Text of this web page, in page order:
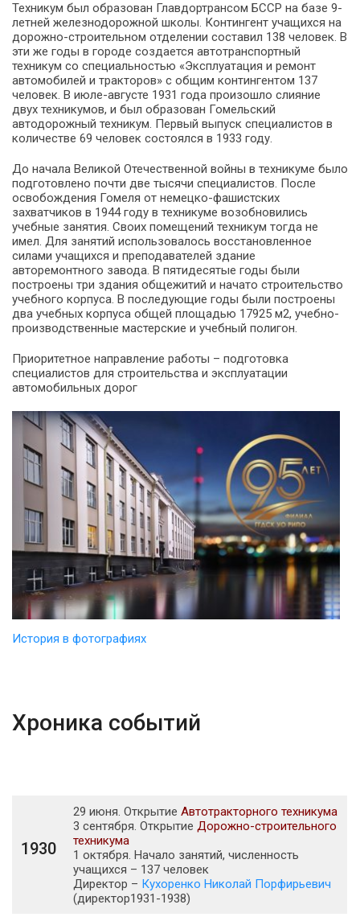
Техникум был образован Главдортрансом БССР на базе 9-
летней железнодорожной школы. Контингент учащихся на
дорожно-строительном отделении составил 138 человек. В
эти же годы в городе создается автотранспортный
техникум со специальностью «Эксплуатация и ремонт
автомобилей и тракторов» с общим контингентом 137
человек. В июле-августе 1931 года произошло слияние
двух техникумов, и был образован Гомельский
автодорожный техникум. Первый выпуск специалистов в
количестве 69 человек состоялся в 1933 году.
До начала Великой Отечественной войны в техникуме было
подготовлено почти две тысячи специалистов. После
освобождения Гомеля от немецко-фашистских
захватчиков в 1944 году в техникуме возобновились
учебные занятия. Своих помещений техникум тогда не
имел. Для занятий использовалось восстановленное
силами учащихся и преподавателей здание
авторемонтного завода. В пятидесятые годы были
построены три здания общежитий и начато строительство
учебного корпуса. В последующие годы были построены
два учебных корпуса общей площадью 17925 м2, учебно-
производственные мастерские и учебный полигон.
Приоритетное направление работы – подготовка
специалистов для строительства и эксплуатации
автомобильных дорог
История в фотографиях
Хроника событий
1930
29 июня. Открытие Автотракторного техникума
3 сентября. Открытие Дорожно-строительного
техникума
1 октября. Начало занятий, численность
учащихся – 137 человек
Директор – Кухоренко Николай Порфирьевич
(директор1931-1938)